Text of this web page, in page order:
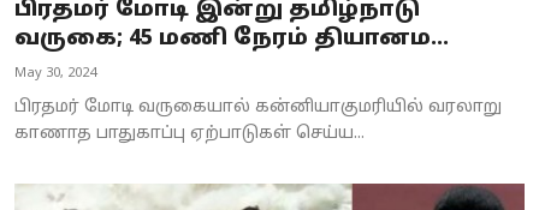
பிரதமர் மோடி இன்று தமிழ்நாடு
வருகை; 45 மணி நேரம் தியானம...
May 30, 2024
பிரதமர் மோடி வருகையால் கன்னியாகுமரியில் வரலாறு
காணாத பாதுகாப்பு ஏற்பாடுகள் செய்ய...